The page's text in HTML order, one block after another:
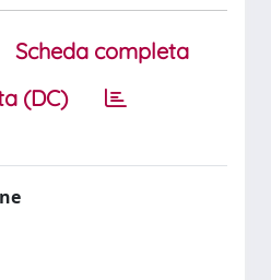
Scheda completa
(DC)